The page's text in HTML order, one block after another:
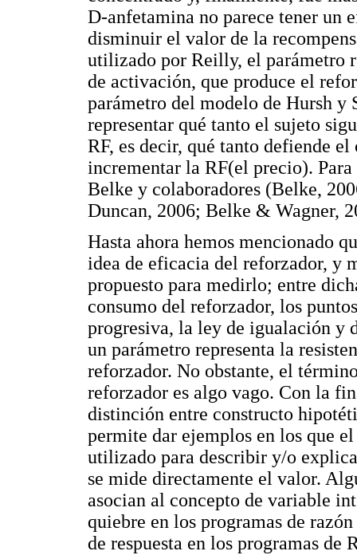
D-anfetamina no parece tener un
disminuir el valor de la
utilizado por Reilly, el parámetro
de activación, que produce el
parámetro del modelo de Hursh y
representar qué tanto el sujeto
RF, es decir, qué tanto defiende
incrementar la RF(el precio).
Belke y colaboradores (Belke,
Duncan, 2006; Belke & Wagner,
Hasta ahora hemos mencionado
idea de eficacia del reforzador, y
propuesto para medirlo; entre
consumo del reforzador, los
progresiva, la ley de igualación y
un parámetro representa la
reforzador. No obstante, el
reforzador es algo vago. Con la
distinción entre constructo
permite dar ejemplos en los que
utilizado para describir y/o
se mide directamente el valor.
asocian al concepto de variable
quiebre en los programas de
de respuesta en los programas de